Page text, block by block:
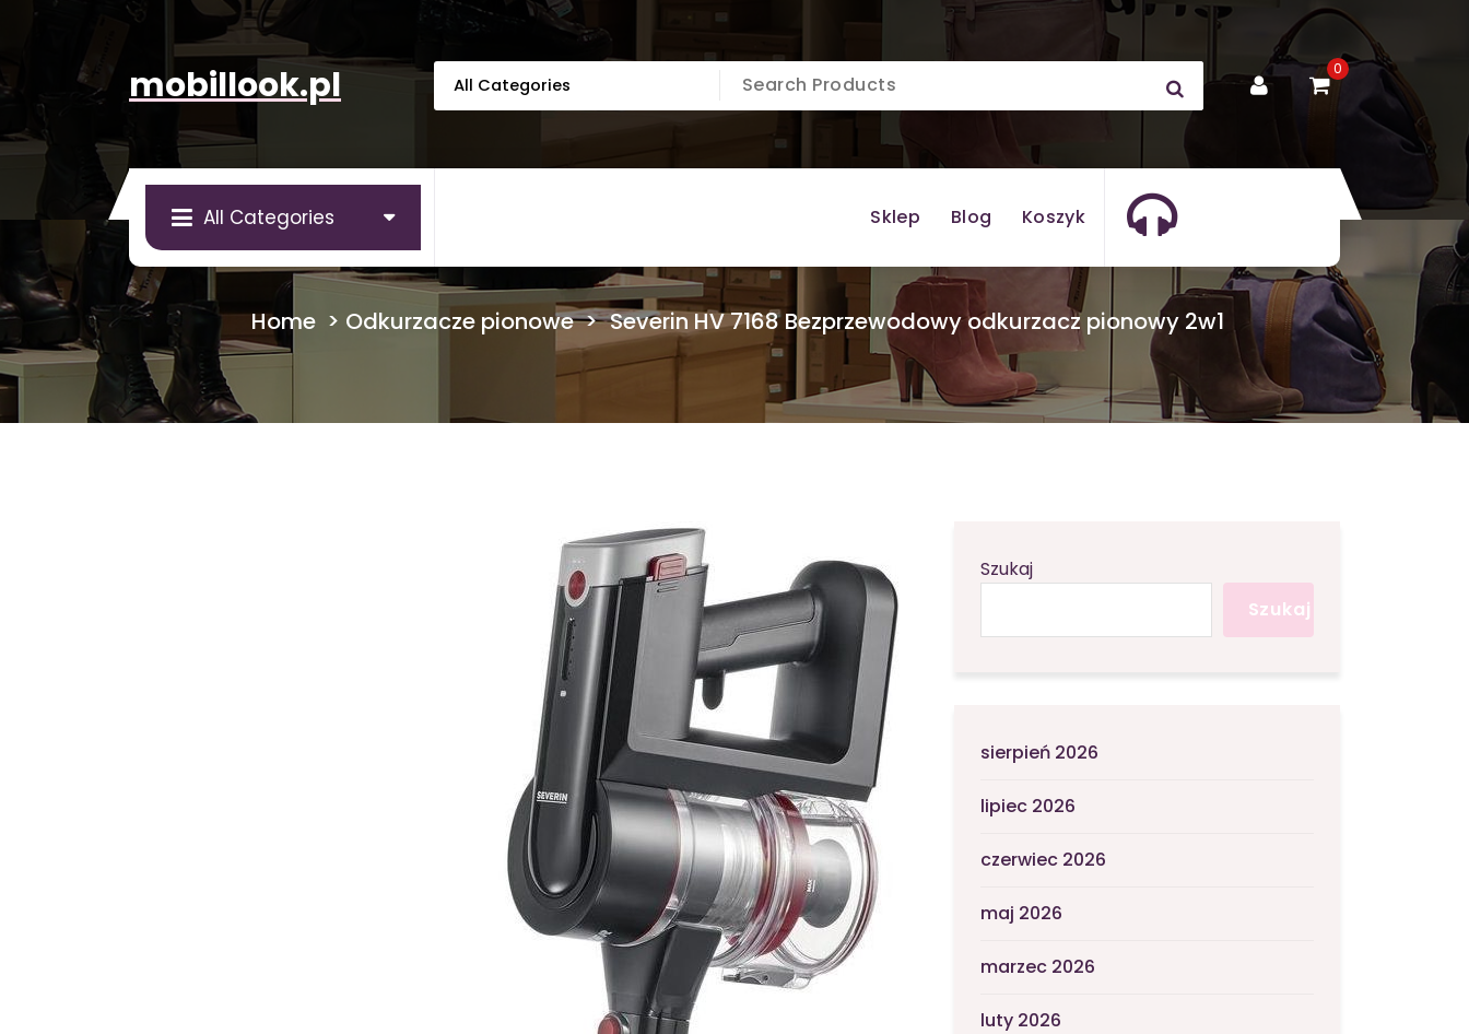
mobillook.pl 0
All Categories Sklep Blog Koszyk
Home > Odkurzacze pionowe> Severin HV 7168 Bezprzewodowy odkurzacz pionowy 2w1
Szukaj
Szukaj
sierpień 2026
lipiec 2026
czerwiec 2026
maj 2026
marzec 2026
luty 2026